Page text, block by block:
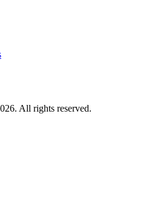
All rights reserved.